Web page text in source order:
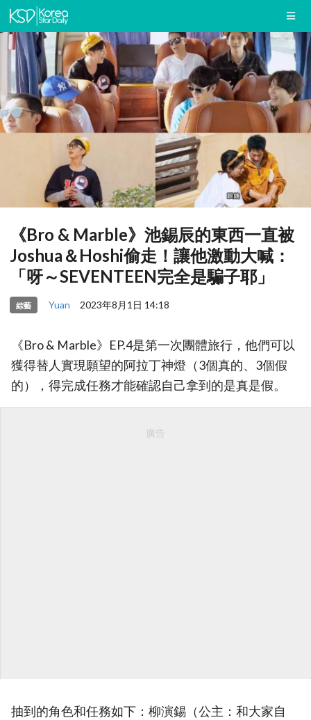
《Bro & Marble》池錫辰的東西一直被
Joshua＆Hoshi偷走！讓他激動大喊：
「呀～SEVENTEEN完全是騙子耶」
綜藝 Yuan 2023年8月1日 14:18
《Bro & Marble》EP.4是第一次團體旅行，他們可以
獲得替人實現願望的阿拉丁神燈（3個真的、3個假
的），得完成任務才能確認自己拿到的是真是假。
廣告
抽到的角色和任務如下：柳演錫（公主：和大家自